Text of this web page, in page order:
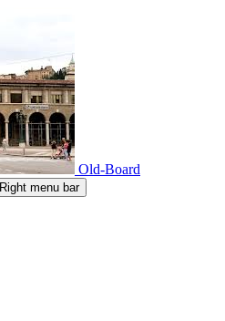
Old-Board
Right menu bar